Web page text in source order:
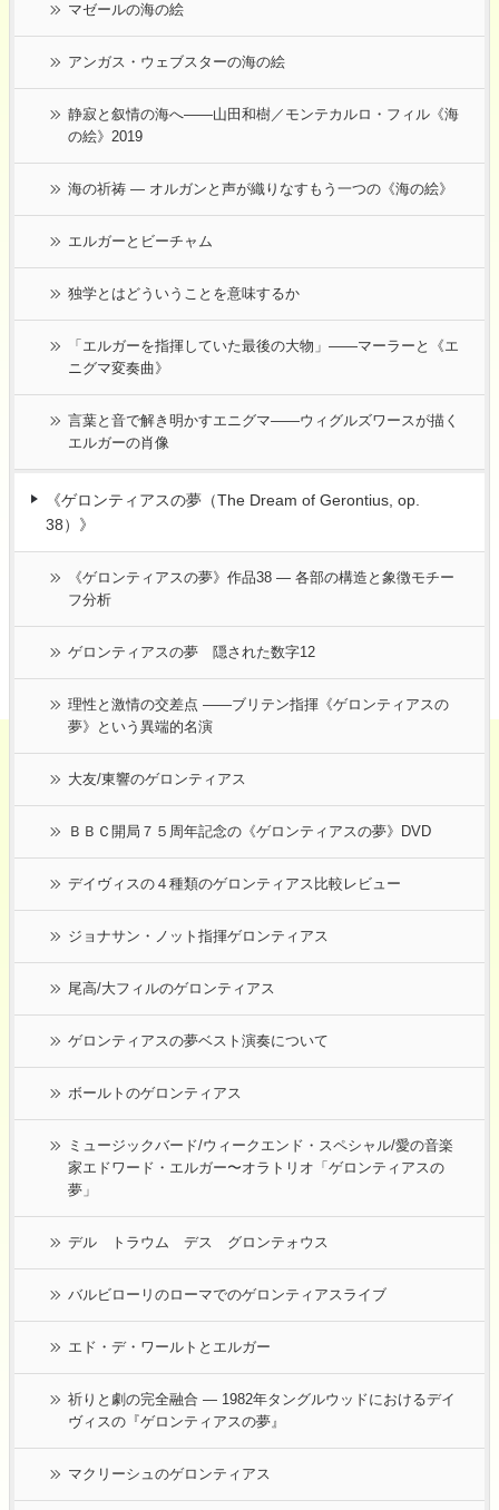
マゼールの海の絵
アンガス・ウェブスターの海の絵
静寂と叙情の海へ――山田和樹／モンテカルロ・フィル《海
の絵》2019
海の祈祷 ― オルガンと声が織りなすもう一つの《海の絵》
エルガーとビーチャム
独学とはどういうことを意味するか
「エルガーを指揮していた最後の大物」――マーラーと《エ
ニグマ変奏曲》
言葉と音で解き明かすエニグマ――ウィグルズワースが描く
エルガーの肖像
《ゲロンティアスの夢（The Dream of Gerontius, op.
38）》
《ゲロンティアスの夢》作品38 ― 各部の構造と象徴モチー
フ分析
ゲロンティアスの夢 隠された数字12
理性と激情の交差点 ――ブリテン指揮《ゲロンティアスの
夢》という異端的名演
大友/東響のゲロンティアス
ＢＢＣ開局７５周年記念の《ゲロンティアスの夢》DVD
デイヴィスの４種類のゲロンティアス比較レビュー
ジョナサン・ノット指揮ゲロンティアス
尾高/大フィルのゲロンティアス
ゲロンティアスの夢ベスト演奏について
ボールトのゲロンティアス
ミュージックバード/ウィークエンド・スペシャル/愛の音楽
家エドワード・エルガー〜オラトリオ「ゲロンティアスの
夢」
デル トラウム デス グロンテォウス
バルビローリのローマでのゲロンティアスライブ
エド・デ・ワールトとエルガー
祈りと劇の完全融合 ― 1982年タングルウッドにおけるデイ
ヴィスの『ゲロンティアスの夢』
マクリーシュのゲロンティアス